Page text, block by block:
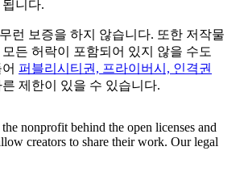
니다.
런 보증을 하지 않습니다. 또한 저작물
든 허락이 포함되어 있지 않을 수도
퍼블리시티권, 프라이버시, 인격권
제한이 있을 수 있습니다.
nonprofit behind the open licenses and
creators to share their work. Our legal